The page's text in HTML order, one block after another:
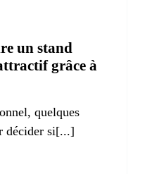
un stand
grâce à
quelques
décider si[...]